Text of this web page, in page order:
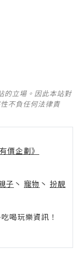
的立場。因此本站對
不負任何法律責
價企劃》
子 丶 寵物 丶 扮靚
喝玩樂資訊！